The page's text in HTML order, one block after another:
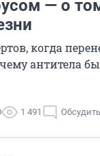
— о
когда
антитела
1 491 Обсудить